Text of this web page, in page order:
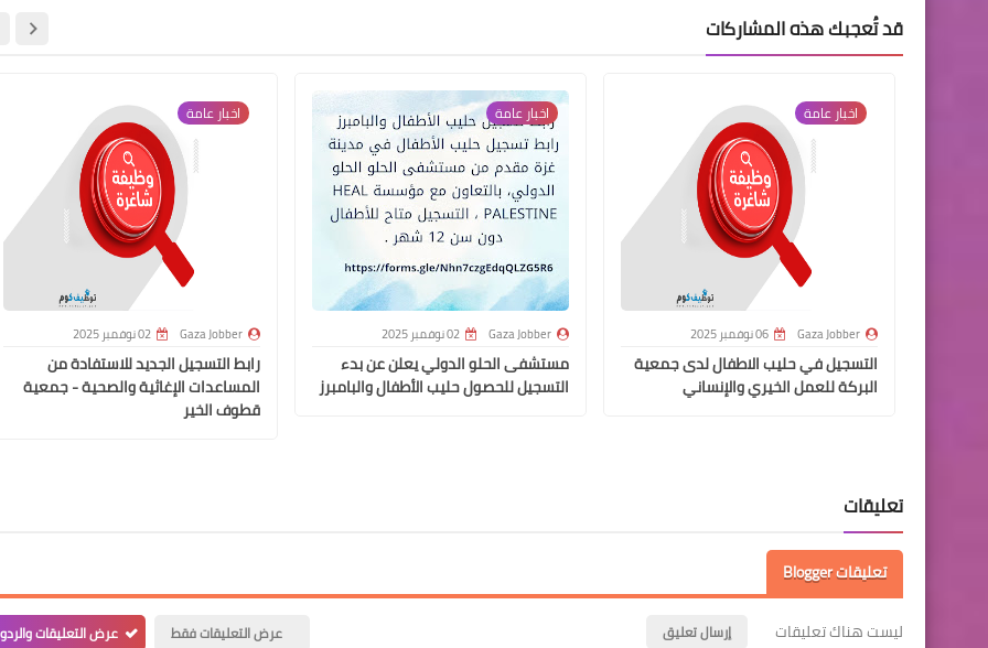
قد تُعجبك هذه المشاركات
اخبار عامة
Gaza Jobber 06 نوفمبر 2025
التسجيل في حليب الاطفال لدى جمعية
البركة للعمل الخيري والإنساني
اخبار عامة
Gaza Jobber 02 نوفمبر 2025
مستشفى الحلو الدولي يعلن عن بدء
التسجيل للحصول حليب الأطفال والبامبرز
اخبار عامة
Gaza Jobber 02 نوفمبر 2025
رابط التسجيل الجديد للاستفادة من
المساعدات الإغاثية والصحية - جمعية
قطوف الخير
تعليقات
تعليقات Blogger
ليست هناك تعليقات إرسال تعليق عرض التعليقات فقط عرض التعليقات